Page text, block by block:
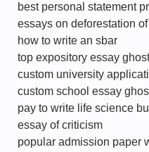
best personal statement
essays on deforestation
how to write an sbar
top expository essay
custom university
custom school essay
pay to write life science
essay of criticism
popular admission paper